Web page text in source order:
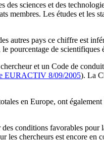
des sciences et des
membres. Les études et
autres pays ce chiffre est
pourcentage de scientifiques
et un Code de
EURACTIV 8/09/2005). La
en Europe, ont
conditions favorables
les chercheurs est encore